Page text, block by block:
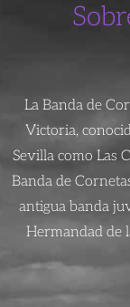
La Banda de
Victoria,
Sevilla como Las
Banda de
antigua banda
Hermandad de